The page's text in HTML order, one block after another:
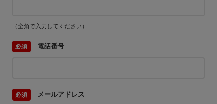
（全角で入力してください）
電話番号
メールアドレス